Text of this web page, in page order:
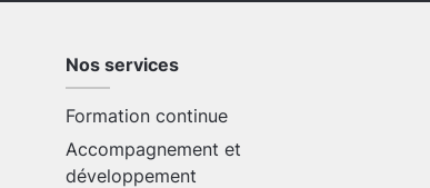
Nos services
Formation continue
Accompagnement et
développement